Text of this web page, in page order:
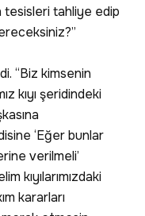
tesisleri tahliye edip
“Biz kimsenin
kıyı şeridindeki
‘Eğer bunlar
verilmeli’
kıyılarımızdaki
kararları